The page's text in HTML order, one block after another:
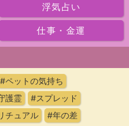
浮気占い
仕事・金運
#ペットの気持ち
護霊
#スプレッド
チュアル
#年の差